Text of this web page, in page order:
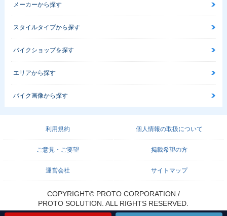
メーカーから探す
スタイルタイプから探す
バイクショップを探す
エリアから探す
バイク画像から探す
利用規約 個人情報の取扱について
ご意見・ご要望 掲載希望の方
運営会社 サイトマップ
COPYRIGHT© PROTO CORPORATION./
PROTO SOLUTION. ALL RIGHTS RESERVED.